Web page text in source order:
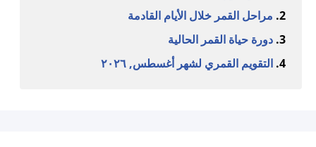
مراحل القمر خلال الأيام القادمة
دورة حياة القمر الحالية
التقويم القمري لشهر أغسطس, ٢٠٢٦